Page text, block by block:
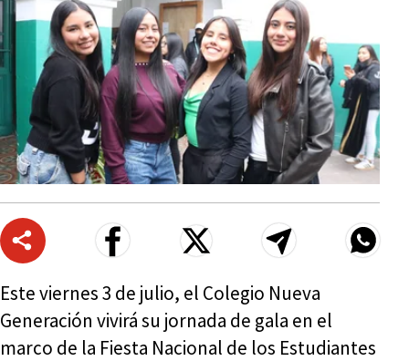
Este viernes 3 de julio, el Colegio Nueva
Generación vivirá su jornada de gala en el
marco de la Fiesta Nacional de los Estudiantes